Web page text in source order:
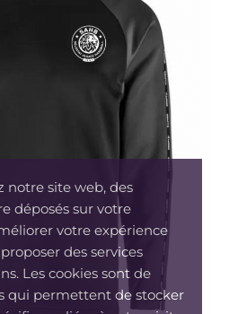
notre site web, des
déposés sur votre
votre expérience
des services
Les cookies sont de
qui permettent de stocker